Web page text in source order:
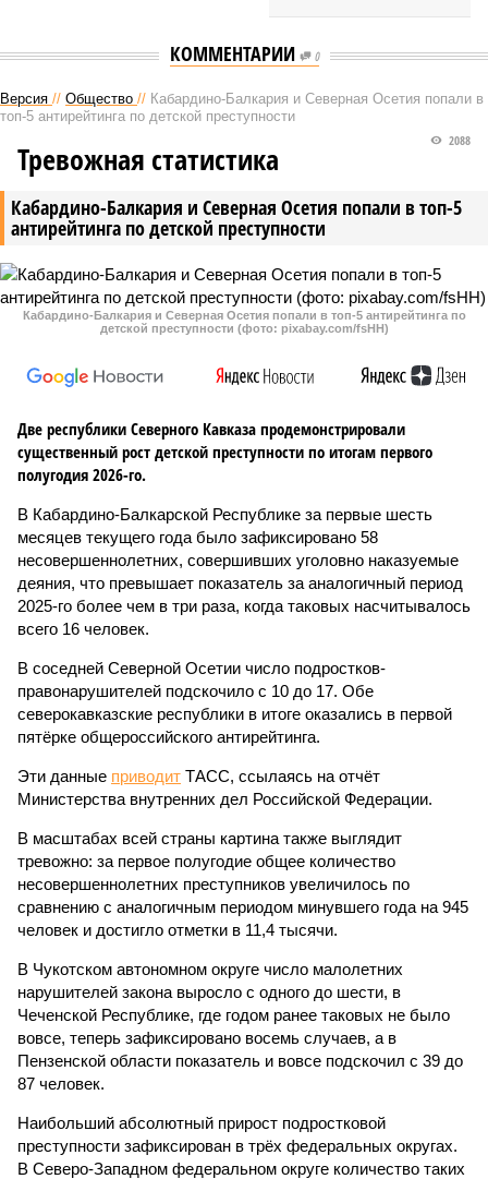
КОММЕНТАРИИ 0
Версия // Общество // Кабардино-Балкария и Северная Осетия попали в
топ-5 антирейтинга по детской преступности
Кабардино-Балкария и Северная Осетия попали в топ-5
антирейтинга по детской преступности
2088
Тревожная статистика
Кабардино-Балкария и Северная Осетия попали в топ-5 антирейтинга по
детской преступности (фото: pixabay.com/fsHH)
Две республики Северного Кавказа продемонстрировали
существенный рост детской преступности по итогам первого
полугодия 2026-го.
В Кабардино-Балкарской Республике за первые шесть
месяцев текущего года было зафиксировано 58
несовершеннолетних, совершивших уголовно наказуемые
деяния, что превышает показатель за аналогичный период
2025-го более чем в три раза, когда таковых насчитывалось
всего 16 человек.
В соседней Северной Осетии число подростков-
правонарушителей подскочило с 10 до 17. Обе
северокавказские республики в итоге оказались в первой
пятёрке общероссийского антирейтинга.
Эти данные приводит ТАСС, ссылаясь на отчёт
Министерства внутренних дел Российской Федерации.
В масштабах всей страны картина также выглядит
тревожно: за первое полугодие общее количество
несовершеннолетних преступников увеличилось по
сравнению с аналогичным периодом минувшего года на 945
человек и достигло отметки в 11,4 тысячи.
В Чукотском автономном округе число малолетних
нарушителей закона выросло с одного до шести, в
Чеченской Республике, где годом ранее таковых не было
вовсе, теперь зафиксировано восемь случаев, а в
Пензенской области показатель и вовсе подскочил с 39 до
87 человек.
Наибольший абсолютный прирост подростковой
преступности зафиксирован в трёх федеральных округах.
В Северо-Западном федеральном округе количество таких